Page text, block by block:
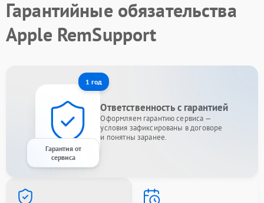
Гарантийные обязательства
Apple RemSupport
1 год
Гарантия от
сервиса
Ответственность с гарантией
Оформляем гарантию сервиса —
условия зафиксированы в договоре
и понятны заранее.